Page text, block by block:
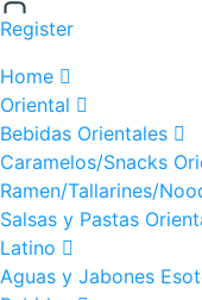
Register
Home
Oriental
Bebidas Orientales
Caramelos/Snacks
Ramen/Tallarines/
Salsas y Pastas
Latino
Aguas y Jabones